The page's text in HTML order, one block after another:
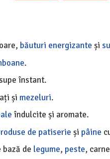
băuturi energizante și
.
înstant.
și mezeluri.
îndulcite și aromate.
de patiserie și pâine
de legume, peste,